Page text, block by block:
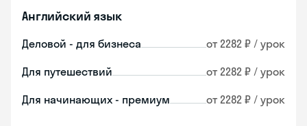
Английский язык
Деловой - для бизнеса от 2282 ₽ / урок
Для путешествий от 2282 ₽ / урок
Для начинающих - премиум от 2282 ₽ / урок